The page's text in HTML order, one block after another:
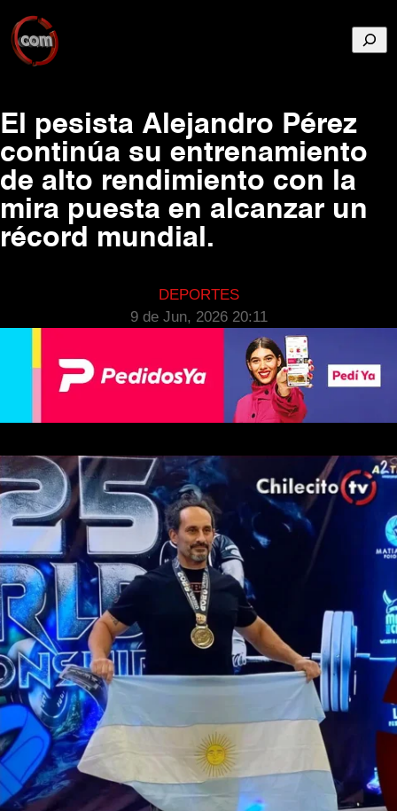
El pesista Alejandro Pérez
continúa su entrenamiento
de alto rendimiento con la
mira puesta en alcanzar un
récord mundial.
DEPORTES
9 de Jun, 2026 20:11